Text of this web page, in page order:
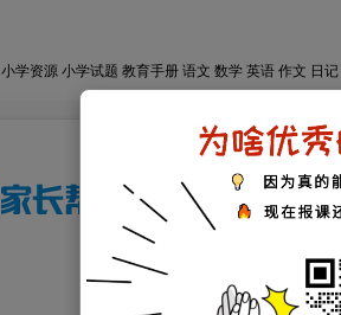
小学资源 小学试题 教育手册 语文 数学 英语 作文 日记
热搜：